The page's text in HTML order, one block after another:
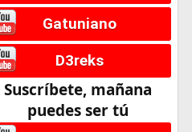
Gatuniano
D3reks
Suscríbete, mañana
puedes ser tú